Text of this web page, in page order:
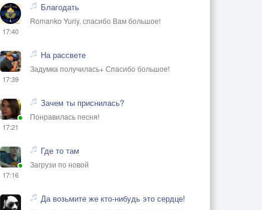
17:40
Благодать
Romanko Yuriy, спасибо Вам большое!
17:39
На рассвете
Задумка получилась+ Спасибо большое!
17:21
Зачем ты приснилась?
Понравилась песня!
17:16
Где то там
Загрузи по новой
Да возьмите же кто-нибудь это сердце!